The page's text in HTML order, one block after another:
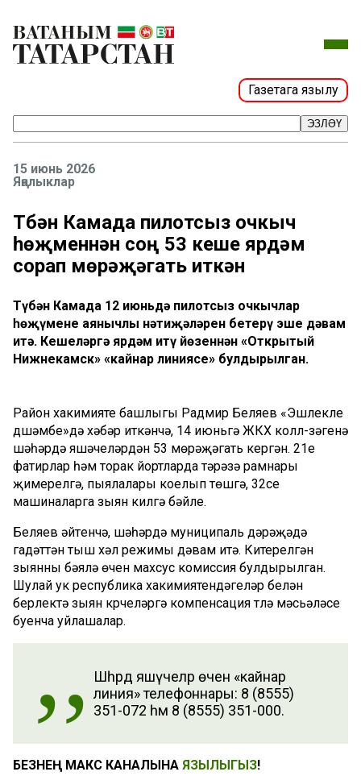
Газетага язылу
ЭЗЛӘҮ
15 июнь 2026
Яңалыклар
Түбән Камада пилотсыз очкыч
һөҗүменнән соң 53 кеше ярдәм
сорап мөрәҗәгать иткән
Түбән Камада 12 июньдә пилотсыз очкычлар
һөҗүменең аянычлы нәтиҗәләрен бетерү эше дәвам
итә. Кешеләргә ярдәм итү йөзеннән «Открытый
Нижнекамск» «кайнар линиясе» булдырылган.
Район хакимияте башлыгы Радмир Беляев «Эшлекле
дүшәмбе»дә хәбәр иткәнчә, 14 июньгә ЖКХ колл-үзәгенә
шәһәрдә яшәүчеләрдән 53 мөрәҗәгать кергән. 21е
фатирлар һәм торак йортларда тәрәзә рамнары
җимерелүгә, пыялалары коелып төшүгә, 32се
машиналарга зыян килүгә бәйле.
Беляев әйтүенчә, шәһәрдә муниципаль дәрәҗәдә
гадәттән тыш хәл режимы дәвам итә. Китерелгән
зыянны бәяләү өчен махсус комиссия булдырылган.
Шулай ук республика хакимиятендәгеләр белән
берлектә зыян күрүчеләргә компенсация түләү мәсьәләсе
буенча уйлашалар.
Шәһәрдә яшәүчеләр өчен «кайнар
линия» телефоннары: 8 (8555)
351-072 һәм 8 (8555) 351-000.
БЕЗНЕҢ МАКС КАНАЛЫНА ЯЗЫЛЫГЫЗ!